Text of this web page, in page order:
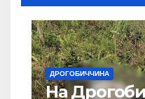
ДРОГОБИЧЧИНА
На